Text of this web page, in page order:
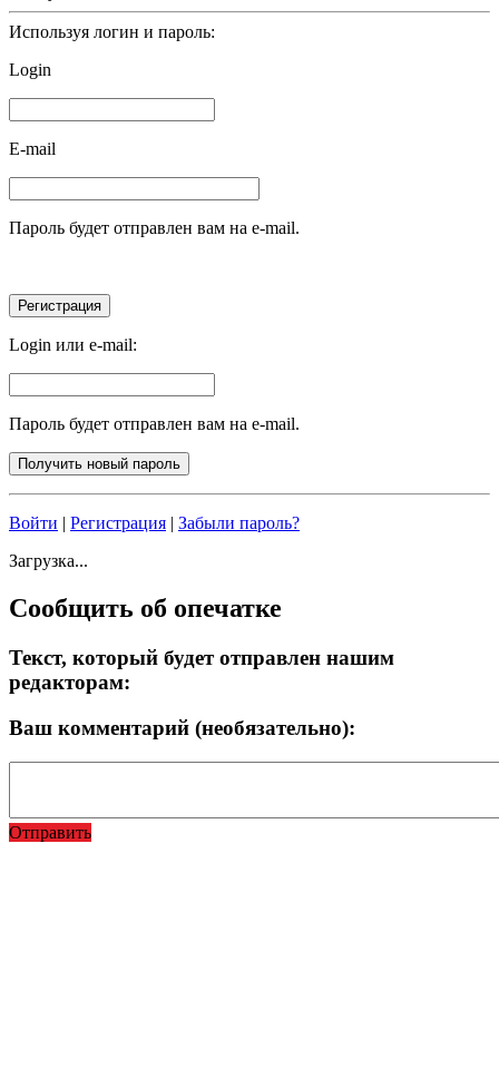
Используя логин и пароль:
Login
E-mail
Пароль будет отправлен вам на e-mail.
Login или e-mail:
Пароль будет отправлен вам на e-mail.
Войти | Регистрация | Забыли пароль?
Загрузка...
Сообщить об опечатке
Текст, который будет отправлен нашим
редакторам:
Ваш комментарий (необязательно):
Отправить